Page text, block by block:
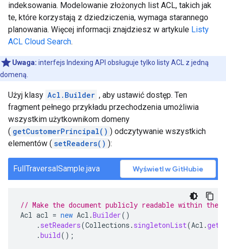
indeksowania. Modelowanie złożonych list ACL, takich jak
te, które korzystają z dziedziczenia, wymaga starannego
planowania. Więcej informacji znajdziesz w artykule Listy
ACL Cloud Search.
Uwaga: interfejs Indexing API obsługuje tylko listy ACL z jedną
domeną.
Użyj klasy Acl.Builder , aby ustawić dostęp. Ten
fragment pełnego przykładu przechodzenia umożliwia
wszystkim użytkownikom domeny
( getCustomerPrincipal() ) odczytywanie wszystkich
elementów ( setReaders() ):
FullTraversalSample.java Wyświetl w GitHubie
// Make the document publicly readable within the
Acl acl = new Acl .Builder()
. setReaders(Collections . singletonList(Acl .
.build();